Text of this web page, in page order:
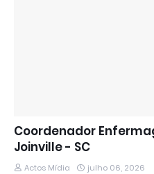
Coordenador
Joinville - SC
Actos Mídia julho 06, 2026